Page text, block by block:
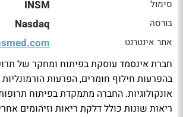
סימול INSM
בורסה Nasdaq
אתר אינטרנט
חברת אינסמד עוסקת בפיתוח ומחקר של
בהפרעות חילוף חומרים, הפרעות
אונקולוגיות. החברה מתמקדת בפיתוח
ריאות שונות כולל דלקת ריאות וזיהומים